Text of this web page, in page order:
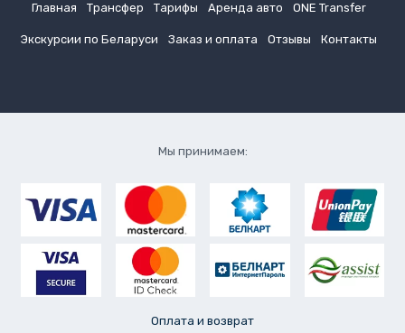
Главная Трансфер Тарифы Аренда авто ONE Transfer
Экскурсии по Беларуси Заказ и оплата Отзывы Контакты
Мы принимаем:
Оплата и возврат